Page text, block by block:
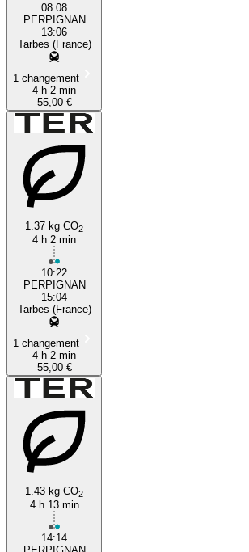
08:08
PERPIGNAN
13:06
Tarbes (France)
1 changement
4 h 2 min
55,00 €
1.37 kg CO2
4 h 2 min
10:22
PERPIGNAN
15:04
Tarbes (France)
1 changement
4 h 2 min
55,00 €
1.43 kg CO2
4 h 13 min
14:14